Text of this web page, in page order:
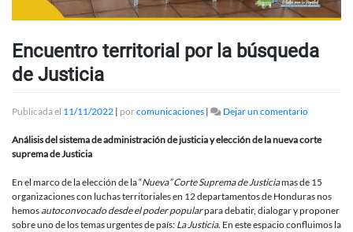
Encuentro territorial por la búsqueda
de Justicia
Publicada el 11/11/2022 | porcomunicaciones | Dejar un comentarioen
territorial
búsqueda
de
Justicia
Análisis del sistema de administración de justicia y elección de la nueva corte
suprema de Justicia
En el marco de la elección de la “Nueva” Corte Suprema de Justiciamas de 15
organizaciones con luchas territoriales en 12 departamentos de Honduras nos
hemos autoconvocado desde el poder popularpara debatir, dialogar y proponer
sobre uno de los temas urgentes de país: La Justicia. En este espacio confluimos la